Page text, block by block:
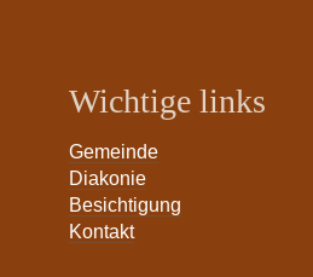
Wichtige links
Gemeinde
Diakonie
Besichtigung
Kontakt